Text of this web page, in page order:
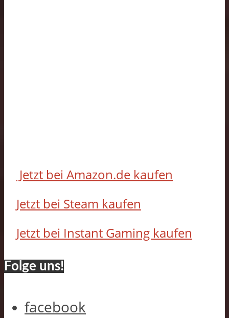
Jetzt bei Amazon.de kaufen
Jetzt bei Steam kaufen
Jetzt bei Instant Gaming kaufen
Folge uns!
facebook